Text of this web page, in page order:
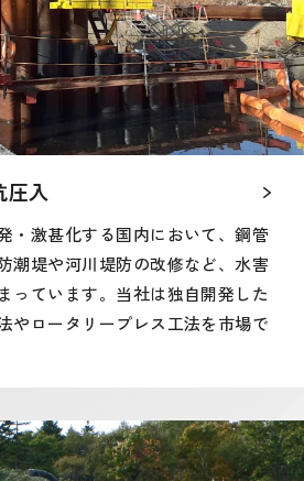
圧入
・激甚化する国内において、鋼管
潮堤や河川堤防の改修など、水害
っています。当社は独自開発した
やロータリープレス工法を市場で